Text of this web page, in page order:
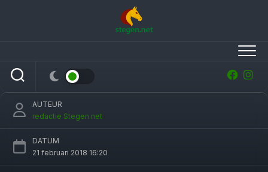
titel in ZZ-klasse
AUTEUR
redactie Stegen.net
DATUM
21 februari 2018 16:20